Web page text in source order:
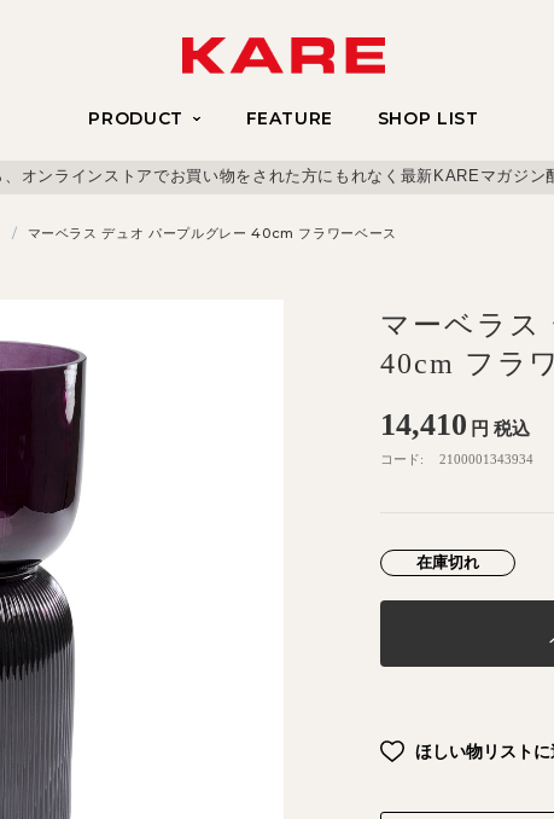
PRODUCT FEATURE SHOP LIST
、オンラインストアでお買い物をされた方にもれなく最新KAREマガジン
/ マーベラス デュオ パープルグレー 40cm フラワーベース
マーベラス
40cm フラ
14,410 円 税込
コード: 2100001343934
在庫切れ
ほしい物リストに